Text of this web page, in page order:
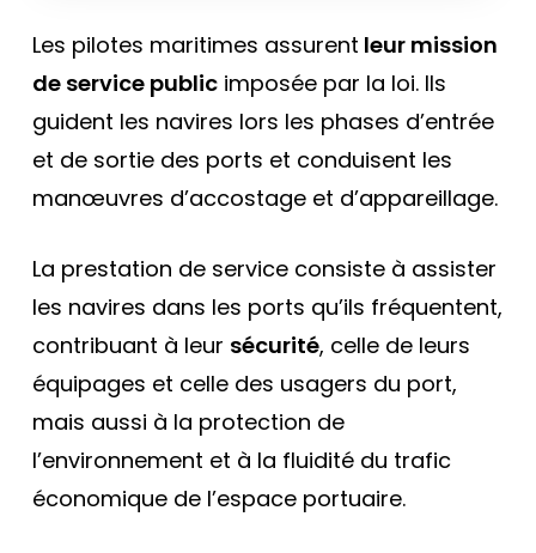
Les pilotes maritimes assurent leur mission
de service publicimposée par la loi. Ils
guident les navires lors les phases d’entrée
et de sortie des ports et conduisent les
manœuvres d’accostage et d’appareillage.
La prestation de service consiste à assister
les navires dans les ports qu’ils fréquentent,
contribuant à leur sécurité, celle de leurs
équipages et celle des usagers du port,
mais aussi à la protection de
l’environnement et à la fluidité du trafic
économique de l’espace portuaire.